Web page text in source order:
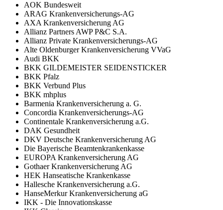
AOK Bundesweit
ARAG Krankenversicherungs-AG
AXA Krankenversicherung AG
Allianz Partners AWP P&C S.A.
Allianz Private Krankenversicherungs-AG
Alte Oldenburger Krankenversicherung VVaG
Audi BKK
BKK GILDEMEISTER SEIDENSTICKER
BKK Pfalz
BKK Verbund Plus
BKK mhplus
Barmenia Krankenversicherung a. G.
Concordia Krankenversicherungs-AG
Continentale Krankenversicherung a.G.
DAK Gesundheit
DKV Deutsche Krankenversicherung AG
Die Bayerische Beamtenkrankenkasse
EUROPA Krankenversicherung AG
Gothaer Krankenversicherung AG
HEK Hanseatische Krankenkasse
Hallesche Krankenversicherung a.G.
HanseMerkur Krankenversicherung aG
IKK - Die Innovationskasse